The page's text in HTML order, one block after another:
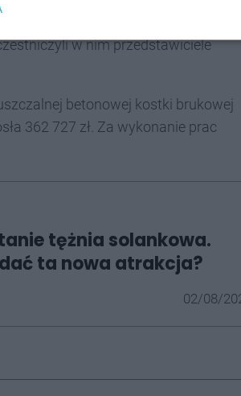
w Kaletach. Przebudowana została
w nim przedstawiciele
betonowej kostki brukowej
362 727 zł. Za wykonanie prac
tężnia solankowa.
ta nowa atrakcja?
02/08/